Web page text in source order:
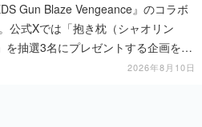
Gun Blaze Vengeance』のコラボ
公式Xでは「抱き枕（シャオリン
を抽選3名にプレゼントする企画を実
2026年8月10日